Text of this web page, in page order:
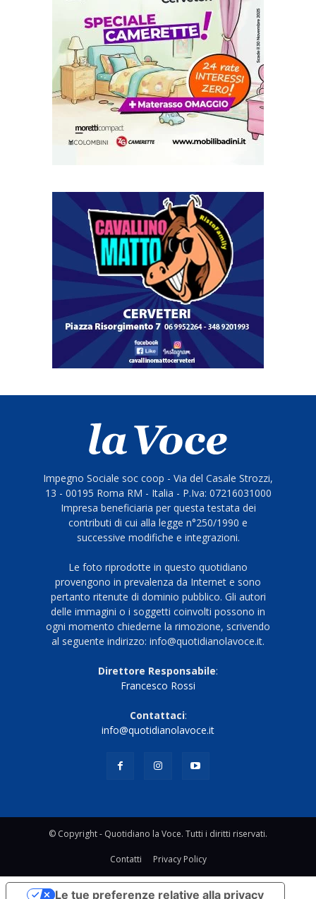
Impegno Sociale soc coop - Via del Casale Strozzi,
13 - 00195 Roma RM - Italia - P.Iva: 07216031000
Impresa beneficiaria per questa testata dei
contributi di cui alla legge n°250/1990 e
successive modifiche e integrazioni.
Le foto riprodotte in questo quotidiano
provengono in prevalenza da Internet e sono
pertanto ritenute di dominio pubblico. Gli autori
delle immagini o i soggetti coinvolti possono in
ogni momento chiederne la rimozione, scrivendo
al seguente indirizzo: info@quotidianolavoce.it.
Direttore Responsabile:
Francesco Rossi
Contattaci:
info@quotidianolavoce.it
© Copyright - Quotidiano la Voce. Tutti i diritti riservati.
Contatti Privacy Policy
Le tue preferenze relative alla privacy